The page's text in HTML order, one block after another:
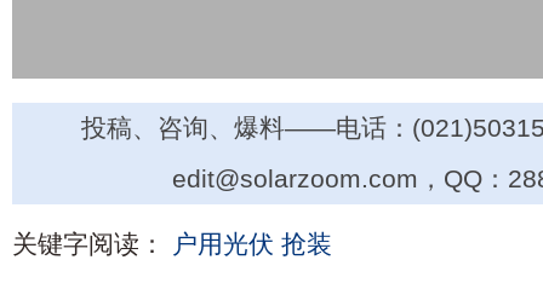
投稿、咨询、爆料——电话：
edit@solarzoom.com，QQ：
关键字阅读： 户用光伏 抢装